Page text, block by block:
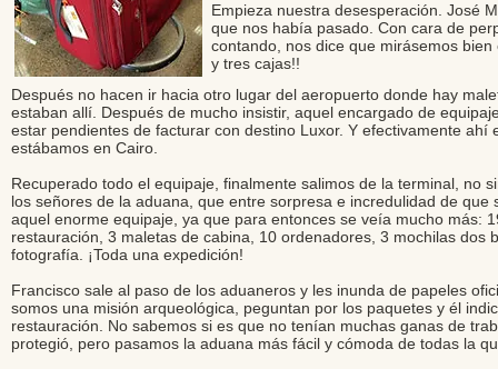
Empieza nuestra desesperación. José
que nos había pasado. Con cara de
contando, nos dice que mirásemos
y tres cajas!!
Después no hacen ir hacia otro lugar del aeropuerto donde hay
estaban allí. Después de mucho insistir, aquel encargado de
estar pendientes de facturar con destino Luxor. Y efectivamente ahí
estábamos en Cairo.
Recuperado todo el equipaje, finalmente salimos de la terminal, no
los señores de la aduana, que entre sorpresa e incredulidad de que
aquel enorme equipaje, ya que para entonces se veía mucho más:
restauración, 3 maletas de cabina, 10 ordenadores, 3 mochilas dos
fotografía. ¡Toda una expedición!
Francisco sale al paso de los aduaneros y les inunda de papeles
somos una misión arqueológica, peguntan por los paquetes y él
restauración. No sabemos si es que no tenían muchas ganas de
protegió, pero pasamos la aduana más fácil y cómoda de todas la